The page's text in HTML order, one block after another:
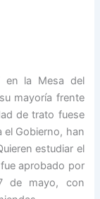
en la Mesa del
mayoría frente
de trato fuese
el Gobierno, han
estudiar el
aprobado por
de mayo, con